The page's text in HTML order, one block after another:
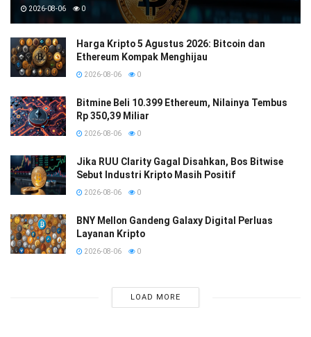
2026-08-06 0
Harga Kripto 5 Agustus 2026: Bitcoin dan
Ethereum Kompak Menghijau
2026-08-06 0
Bitmine Beli 10.399 Ethereum, Nilainya Tembus
Rp 350,39 Miliar
2026-08-06 0
Jika RUU Clarity Gagal Disahkan, Bos Bitwise
Sebut Industri Kripto Masih Positif
2026-08-06 0
BNY Mellon Gandeng Galaxy Digital Perluas
Layanan Kripto
2026-08-06 0
LOAD MORE